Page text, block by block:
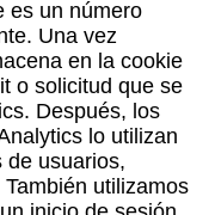
es un número
Una vez
en la cookie
o solicitud que se
Después, los
lo utilizan
de usuarios,
utilizamos